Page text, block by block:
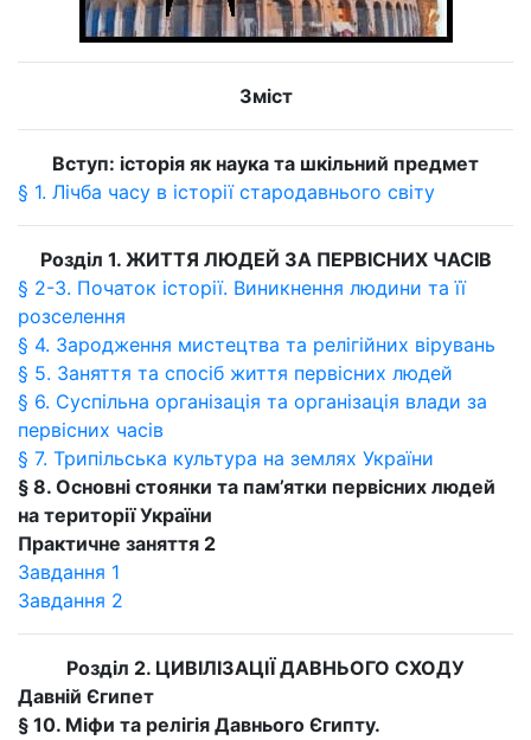
Зміст
Вступ: історія як наука та шкільний предмет
§ 1. Лічба часу в історії стародавнього світу
Розділ 1. ЖИТТЯ ЛЮДЕЙ ЗА ПЕРВІСНИХ ЧАСІВ
§ 2-3. Початок історії. Виникнення людини та її
розселення
§ 4. Зародження мистецтва та релігійних вірувань
§ 5. Заняття та спосіб життя первісних людей
§ 6. Суспільна організація та організація влади за
первісних часів
§ 7. Трипільська культура на землях України
§ 8. Основні стоянки та пам’ятки первісних людей
на території України
Практичне заняття 2
Завдання 1
Завдання 2
Розділ 2. ЦИВІЛІЗАЦІЇ ДАВНЬОГО СХОДУ
Давній Єгипет
§ 10. Міфи та релігія Давнього Єгипту.